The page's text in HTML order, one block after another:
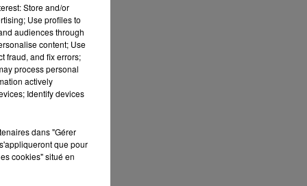
Store and/or
Use profiles to
audiences through
content; Use
fraud, and fix errors;
process personal
actively
Identify devices
dans "Gérer
que pour
cookies" situé en